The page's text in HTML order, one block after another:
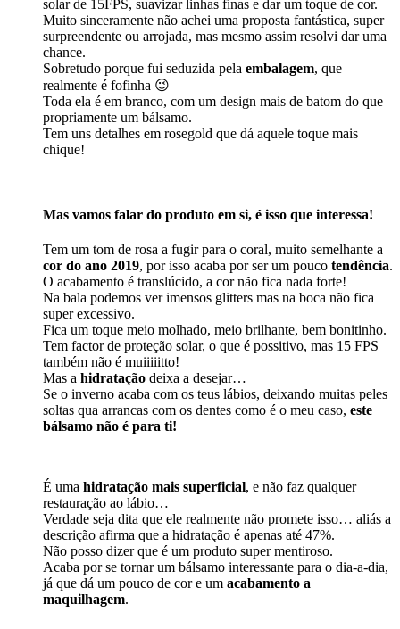
solar de 15FPS, suavizar linhas finas e dar um toque de cor.
Muito sinceramente não achei uma proposta fantástica, super
surpreendente ou arrojada, mas mesmo assim resolvi dar uma
chance.
Sobretudo porque fui seduzida pela embalagem, que
realmente é fofinha 😉
Toda ela é em branco, com um design mais de batom do que
propriamente um bálsamo.
Tem uns detalhes em rosegold que dá aquele toque mais
chique!
Mas vamos falar do produto em si, é isso que interessa!
Tem um tom de rosa a fugir para o coral, muito semelhante a
cor do ano 2019, por isso acaba por ser um pouco tendência.
O acabamento é translúcido, a cor não fica nada forte!
Na bala podemos ver imensos glitters mas na boca não fica
super excessivo.
Fica um toque meio molhado, meio brilhante, bem bonitinho.
Tem factor de proteção solar, o que é possitivo, mas 15 FPS
também não é muiiiiitto!
Mas a hidratação deixa a desejar…
Se o inverno acaba com os teus lábios, deixando muitas peles
soltas qua arrancas com os dentes como é o meu caso, este
bálsamo não é para ti!
É uma hidratação mais superficial, e não faz qualquer
restauração ao lábio…
Verdade seja dita que ele realmente não promete isso… aliás a
descrição afirma que a hidratação é apenas até 47%.
Não posso dizer que é um produto super mentiroso.
Acaba por se tornar um bálsamo interessante para o dia-a-dia,
já que dá um pouco de cor e um acabamento a
maquilhagem.